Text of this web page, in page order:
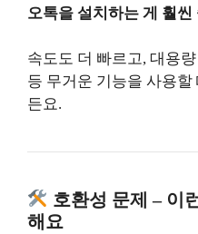
오톡을 설치하는 게 훨씬
속도도 더 빠르고, 대용
등 무거운 기능을 사용
든요.
호환성 문제 – 이
해요